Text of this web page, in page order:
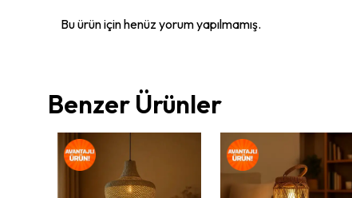
Bu ürün için henüz yorum yapılmamış.
Benzer Ürünler